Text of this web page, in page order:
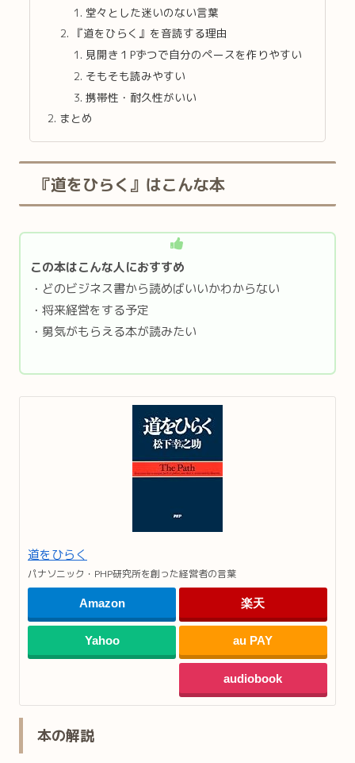
堂々とした迷いのない言葉
『道をひらく』を音読する理由
見開き１Pずつで自分のペースを作りやすい
そもそも読みやすい
携帯性・耐久性がいい
まとめ
『道をひらく』はこんな本
この本はこんな人におすすめ
・どのビジネス書から読めばいいかわからない
・将来経営をする予定
・勇気がもらえる本が読みたい
道をひらく
パナソニック・PHP研究所を創った経営者の言葉
Amazon 楽天
Yahoo au PAY
audiobook
本の解説